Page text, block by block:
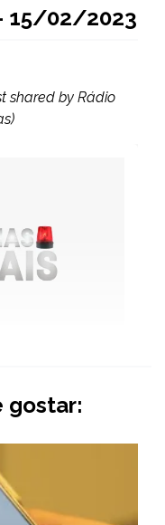
15/02/2023
shared by Rádio
gostar: